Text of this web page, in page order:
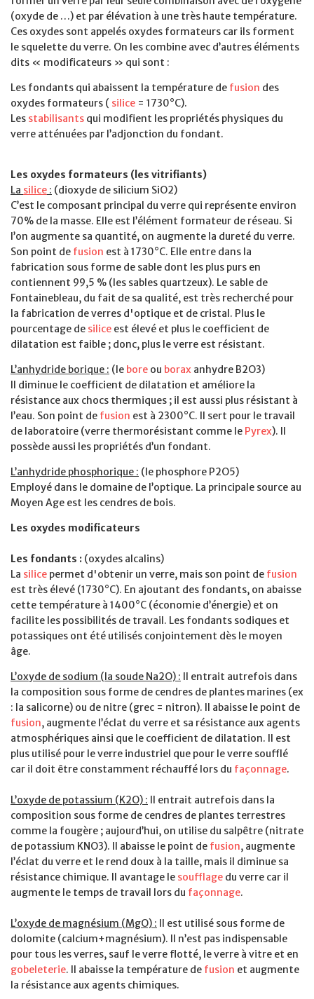
(oxyde de …) et par élévation à une très haute température.
Ces oxydes sont appelés oxydes formateurs car ils forment
le squelette du verre. On les combine avec d’autres éléments
dits « modificateurs » qui sont :
Les fondants qui abaissent la température de fusion des
oxydes formateurs ( silice = 1730°C).
Les stabilisants qui modifient les propriétés physiques du
verre atténuées par l’adjonction du fondant.
Les oxydes formateurs (les vitrifiants)
La silice : (dioxyde de silicium SiO2)
C’est le composant principal du verre qui représente environ
70% de la masse. Elle est l’élément formateur de réseau. Si
l’on augmente sa quantité, on augmente la dureté du verre.
Son point de fusion est à 1730°C. Elle entre dans la
fabrication sous forme de sable dont les plus purs en
contiennent 99,5 % (les sables quartzeux). Le sable de
Fontainebleau, du fait de sa qualité, est très recherché pour
la fabrication de verres d'optique et de cristal. Plus le
pourcentage de silice est élevé et plus le coefficient de
dilatation est faible ; donc, plus le verre est résistant.
L’anhydride borique : (le bore ou borax anhydre B2O3)
Il diminue le coefficient de dilatation et améliore la
résistance aux chocs thermiques ; il est aussi plus résistant à
l’eau. Son point de fusion est à 2300°C. Il sert pour le travail
de laboratoire (verre thermorésistant comme le Pyrex). Il
possède aussi les propriétés d’un fondant.
L’anhydride phosphorique : (le phosphore P2O5)
Employé dans le domaine de l’optique. La principale source au
Moyen Age est les cendres de bois.
Les oxydes modificateurs
Les fondants : (oxydes alcalins)
La silice permet d'obtenir un verre, mais son point de fusion
est très élevé (1730°C). En ajoutant des fondants, on abaisse
cette température à 1400°C (économie d’énergie) et on
facilite les possibilités de travail. Les fondants sodiques et
potassiques ont été utilisés conjointement dès le moyen
âge.
L’oxyde de sodium (la soude Na2O) : Il entrait autrefois dans
la composition sous forme de cendres de plantes marines (ex
: la salicorne) ou de nitre (grec = nitron). Il abaisse le point de
fusion, augmente l’éclat du verre et sa résistance aux agents
atmosphériques ainsi que le coefficient de dilatation. Il est
plus utilisé pour le verre industriel que pour le verre soufflé
car il doit être constamment réchauffé lors du façonnage.
L’oxyde de potassium (K2O) : Il entrait autrefois dans la
composition sous forme de cendres de plantes terrestres
comme la fougère ; aujourd’hui, on utilise du salpêtre (nitrate
de potassium KNO3). Il abaisse le point de fusion, augmente
l’éclat du verre et le rend doux à la taille, mais il diminue sa
résistance chimique. Il avantage le soufflage du verre car il
augmente le temps de travail lors du façonnage.
L’oxyde de magnésium (MgO) : Il est utilisé sous forme de
dolomite (calcium+magnésium). Il n’est pas indispensable
pour tous les verres, sauf le verre flotté, le verre à vitre et en
gobeleterie. Il abaisse la température de fusion et augmente
la résistance aux agents chimiques.